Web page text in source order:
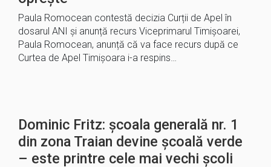
Paula Romocean contestă decizia Curții de Apel în
dosarul ANI și anunță recurs Viceprimarul Timișoarei,
Paula Romocean, anunță că va face recurs după ce
Curtea de Apel Timișoara i-a respins…
Dominic Fritz: școala generală nr. 1
din zona Traian devine școală verde
– este printre cele mai vechi școli